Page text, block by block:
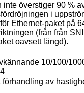
inte överstiger 90 %
i
Ethernet-paket på
(från från
oavsett längd).
10/100/
förhandling av